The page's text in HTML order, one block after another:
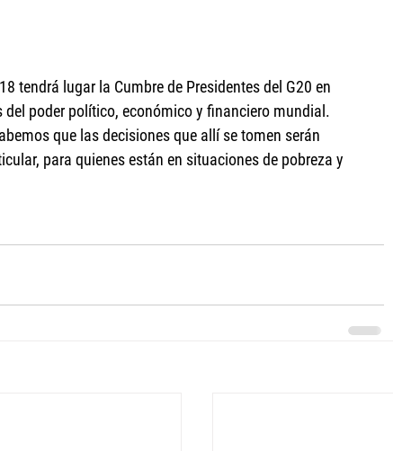
tendrá lugar la Cumbre de Presidentes del G20 en
poder político, económico y financiero mundial.
que las decisiones que allí se tomen serán
para quienes están en situaciones de pobreza y